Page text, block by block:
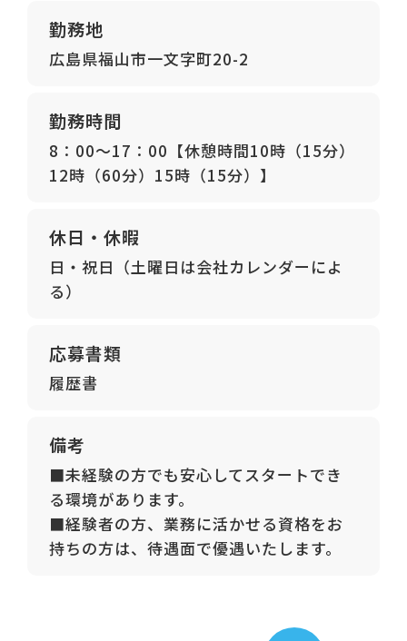
勤務地
広島県福山市一文字町20-2
勤務時間
8：00～17：00【休憩時間10時（15分）
12時（60分）15時（15分）】
休日・休暇
日・祝日（土曜日は会社カレンダーによ
る）
応募書類
履歴書
備考
■未経験の方でも安心してスタートでき
る環境があります。
■経験者の方、業務に活かせる資格をお
持ちの方は、待遇面で優遇いたします。